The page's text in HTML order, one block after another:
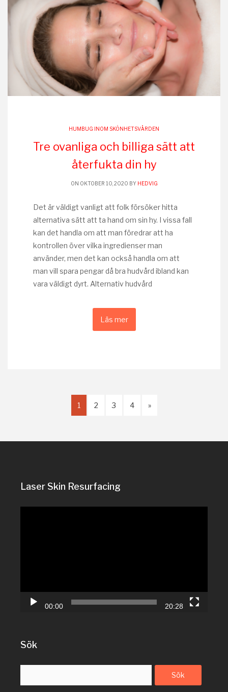
HUMBUG INOM SKÖNHETSVÅRDEN
Tre ovanliga och billiga sätt att
återfukta din hy
ON OKTOBER 10, 2020 BY HEDVIG
Det är väldigt vanligt att folk försöker hitta
alternativa sätt att ta hand om sin hy. I vissa fall
kan det handla om att man föredrar att ha
kontrollen över vilka ingredienser man
använder, men det kan också handla om att
man vill spara pengar då bra hudvård ibland kan
vara väldigt dyrt. Alternativ hudvård
Läs mer
1 2 3 4 »
Laser Skin Resurfacing
00:00 20:28
Sök